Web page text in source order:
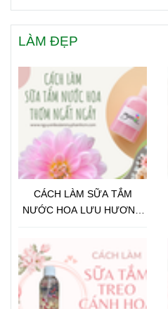
LÀM ĐẸP
CÁCH LÀM SỮA TẮM
NƯỚC HOA LƯU HƯƠNG